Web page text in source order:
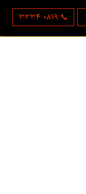
۳۳۳۴ ۰۸۱۹ 📞